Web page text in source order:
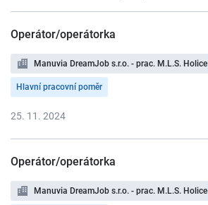
Operátor/operátorka
Manuvia DreamJob s.r.o. - prac. M.L.S. Holice
Hlavní pracovní poměr
25. 11. 2024
Operátor/operátorka
Manuvia DreamJob s.r.o. - prac. M.L.S. Holice